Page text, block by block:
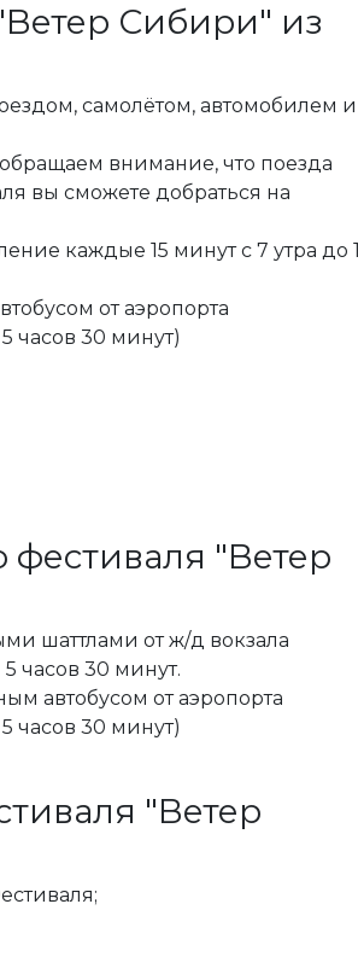
Сибири" из
самолётом, автомобилем и
внимание, что поезда
вы сможете добраться на
каждые 15 минут с 7 утра до 1
от аэропорта
часов 30 минут)
фестиваля "Ветер
шаттлами от ж/д вокзала
часов 30 минут.
автобусом от аэропорта
часов 30 минут)
"Ветер